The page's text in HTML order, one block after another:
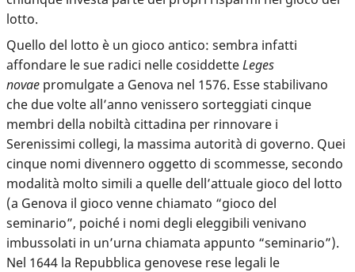
lotto.
Quello del lotto è un gioco antico: sembra infatti
affondare le sue radici nelle cosiddetteLeges
novae promulgate a Genova nel 1576. Esse stabilivano
che due volte all’anno venissero sorteggiati cinque
membri della nobiltà cittadina per rinnovare i
Serenissimi collegi, la massima autorità di governo. Quei
cinque nomi divennero oggetto di scommesse, secondo
modalità molto simili a quelle dell’attuale gioco del lotto
(a Genova il gioco venne chiamato “gioco del
seminario”, poiché i nomi degli eleggibili venivano
imbussolati in un’urna chiamata appunto “seminario”).
Nel 1644 la Repubblica genovese rese legali le